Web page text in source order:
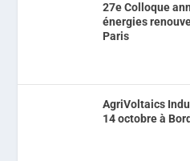
27e Colloque
énergies
Paris
AgriVoltaics
14 octobre à